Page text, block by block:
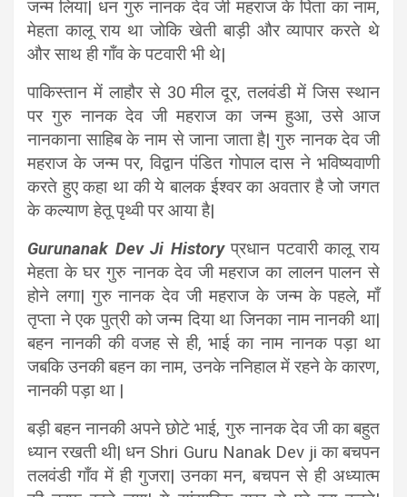
जन्म लिया| धन गुरु नानक देव जी महराज के पिता का नाम,
मेहता कालू राय था जोकि खेती बाड़ी और व्यापार करते थे
और साथ ही गाँव के पटवारी भी थे|
पाकिस्तान में लाहौर से 30 मील दूर, तलवंडी में जिस स्थान
पर गुरु नानक देव जी महराज का जन्म हुआ, उसे आज
नानकाना साहिब के नाम से जाना जाता है| गुरु नानक देव जी
महराज के जन्म पर, विद्वान पंडित गोपाल दास ने भविष्यवाणी
करते हुए कहा था की ये बालक ईश्वर का अवतार है जो जगत
के कल्याण हेतू पृथ्वी पर आया है|
Gurunanak Dev Ji Historyप्रधान पटवारी कालू राय
मेहता के घर गुरु नानक देव जी महराज का लालन पालन से
होने लगा| गुरु नानक देव जी महराज के जन्म के पहले, माँ
तृप्ता ने एक पुत्री को जन्म दिया था जिनका नाम नानकी था|
बहन नानकी की वजह से ही, भाई का नाम नानक पड़ा था
जबकि उनकी बहन का नाम, उनके ननिहाल में रहने के कारण,
नानकी पड़ा था |
बड़ी बहन नानकी अपने छोटे भाई, गुरु नानक देव जी का बहुत
ध्यान रखती थी| धन Shri Guru Nanak Dev ji का बचपन
तलवंडी गाँव में ही गुजरा| उनका मन, बचपन से ही अध्यात्म